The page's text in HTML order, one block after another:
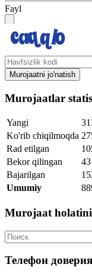
Fayl
Murojaatni jo'natish
Murojaatlar
Yangi
Ko'rib chiqilmoqda
Rad etilgan
Bekor qilingan
43
Bajarilgan
Umumiy
Murojaat
Телефон доверия